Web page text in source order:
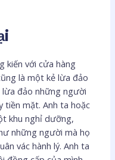
kiến ​​với cửa hàng
là một kẻ lừa đảo
đảo những người
tiền mặt. Anh ta hoặc
khu nghỉ dưỡng,
những người mà họ
vác hành lý. Anh ta